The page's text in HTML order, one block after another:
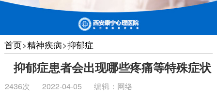
首页>精神疾病>抑郁症
抑郁症患者会出现哪些疼痛等特殊症状
2436次 2022-04-05 编辑：网络